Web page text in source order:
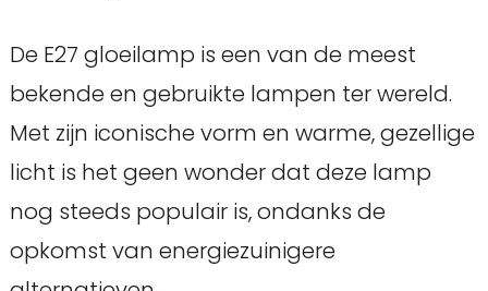
De E27 gloeilamp is een van de meest
bekende en gebruikte lampen ter wereld.
Met zijn iconische vorm en warme, gezellige
licht is het geen wonder dat deze lamp
nog steeds populair is, ondanks de
opkomst van energiezuinigere